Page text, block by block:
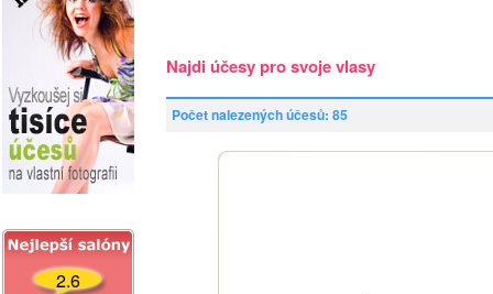
2.6
Najdi účesy pro svoje vlasy
Počet nalezených účesů: 85